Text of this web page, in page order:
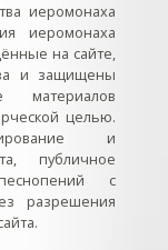
иеромонаха
иеромонаха
на сайте,
и защищены
материалов
целью.
и
публичное
с
разрешения